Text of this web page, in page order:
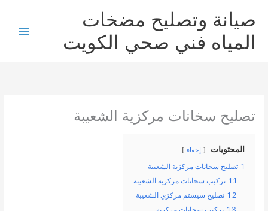
المحتوى
صيانة وتصليح مضخات
المياه فني صحي الكويت
تصليح سخانات مركزية الشعيبة
المحتويات إخفاء
1 تصليح سخانات مركزية الشعيبة
1.1 تركيب سخانات مركزية الشعيبة
1.2 تصليح سيستم مركزي الشعيبة